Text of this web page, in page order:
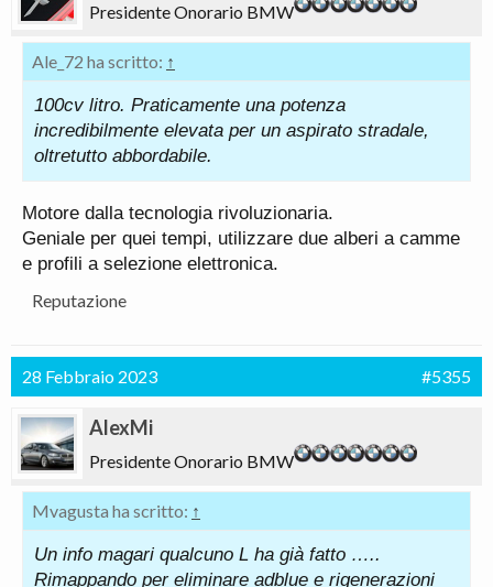
Presidente Onorario BMW
Ale_72 ha scritto: ↑
100cv litro. Praticamente una potenza
incredibilmente elevata per un aspirato stradale,
oltretutto abbordabile.
Motore dalla tecnologia rivoluzionaria.
Geniale per quei tempi, utilizzare due alberi a camme
e profili a selezione elettronica.
Reputazione
28 Febbraio 2023 #5355
AlexMi
Presidente Onorario BMW
Mvagusta ha scritto: ↑
Un info magari qualcuno L ha già fatto …..
Rimappando per eliminare adblue e rigenerazioni